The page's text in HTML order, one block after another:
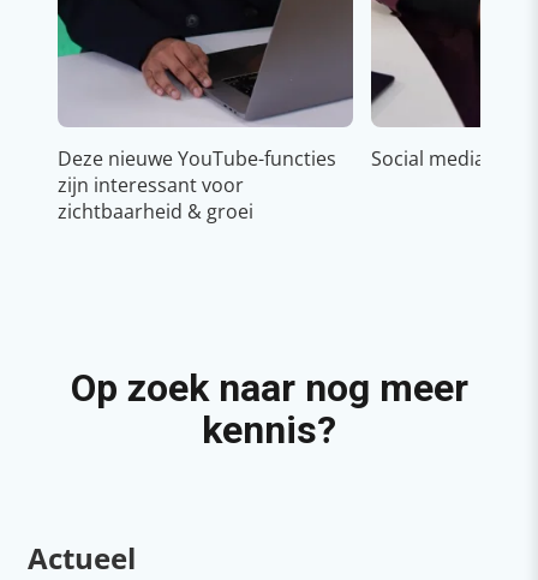
Deze nieuwe YouTube-functies
zijn interessant voor
zichtbaarheid & groei
Social media
Op zoek naar nog meer
kennis?
Actueel